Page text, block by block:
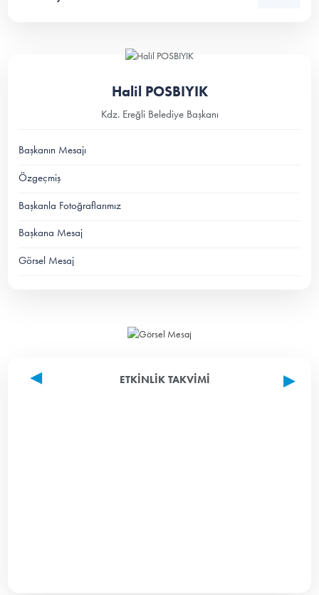
Halil POSBIYIK
Kdz. Ereğli Belediye Başkanı
Başkanın Mesajı
Özgeçmiş
Başkanla Fotoğraflarımız
Başkana Mesaj
Görsel Mesaj
ETKINLIK TAKVIMI